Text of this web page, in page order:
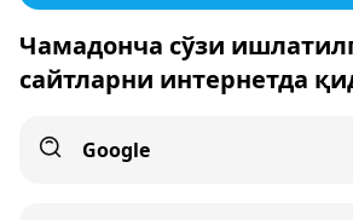
Чамадонча сўзи
сайтларни интернетда
Google